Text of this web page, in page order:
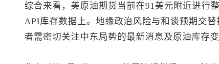
综合来看， 美原油期货当前在91美元附近进行
API库存数据上。地缘政治风险与和谈预期交
者需密切关注中东局势的最新消息及原油库存